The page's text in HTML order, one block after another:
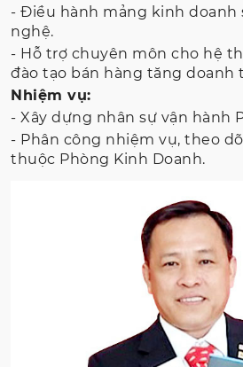
- Điều hành mảng kinh doanh
nghệ.
- Hỗ trợ chuyên môn cho hệ
đào tạo bán hàng tăng doanh
Nhiệm vụ:
- Xây dựng nhân sự vận hành
- Phân công nhiệm vụ, theo
thuộc Phòng Kinh Doanh.